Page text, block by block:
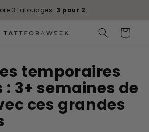
3 tatouages. 3 pour 2.
Panier
temporaires
3+ semaines de
ces grandes